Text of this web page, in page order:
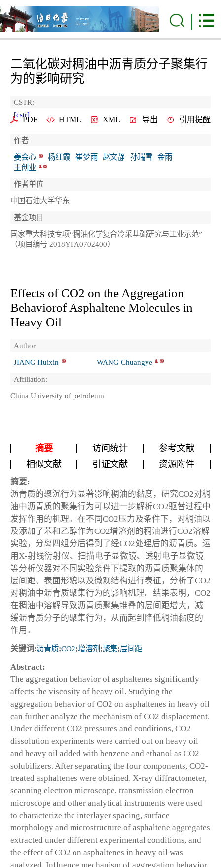
二氧化碳对稠油中沥青质分子聚集行
为的影响研究
CSTR:
[cstr]
PDF HTML XML 导出 引用提醒
作者
姜会心
杨红霞 崔梦雨 赵文静 孙瑞雪
金雨
王创业
作者单位
中国石油大学华东
基金项目
国家重大科技专项“稠油化学复合冷采基础研究与工业示范”
（项目编号 2018YFA0702400）
Effects of CO2 on the Aggregation
Behaviorof Asphaltene Molecules in
Heavy Oil
Author
JIANG Huixin
WANG Chuangye
Affiliation:
China University of petroleum
摘要 访问统计
参考文献
相似文献
引证文献 资源附件
摘要:
沥青质的聚沉行为显著影响稠油的黏度，研究CO2对稠
油中沥青质的聚集行为可以进一步解析CO2驱替过程中
发挥作用的机理。在不同CO2压力及条件下，对稠油以
及添加了苯和乙醇作为CO2增溶剂的稠油进行CO2溶解
实验，分离四组分后得到了经CO2处理后的沥青质。运
用X-射线衍射仪、扫描电子显微镜、透射电子显微镜
等分析仪器对不同实验条件下提取的沥青质聚集体的
层间距、表面形貌以及微观结构进行表征，分析了CO2
对稠油中沥青质聚集行为的影响机理。结果表明，CO2
在稠油中溶解导致沥青质聚集堆叠的层间距增大，减
缓沥青质分子的聚集行为，从而起到降低稠油黏度的
作用。
关键词:沥青质;CO2;增溶剂 ;聚集;层间距
Abstract:
The aggregation behavior of asphaltenes significantly
affects the viscosity of heavy oil. Studying the
aggregation behavior of CO2 on asphaltenes in heavy oil
can further analyze the mechanism of CO2 displacement.
Under different CO2 pressures and conditions, CO2
dissolution experiments were carried out on heavy oil
and heavy oil added with benzene and ethanol as CO2
solubilizers. After separating the four components, CO2-
treated asphaltenes were obtained. X-ray diffractometer,
scanning electron microscope, transmission electron
microscope and other analytical instruments were used
to characterize the interlayer spacing, surface
morphology and microstructure of asphaltene aggregates
extracted under different experimental conditions, and
the effect of CO2 on asphaltenes in heavy oil was
analyzed. Influence mechanism of aggregation behavior.